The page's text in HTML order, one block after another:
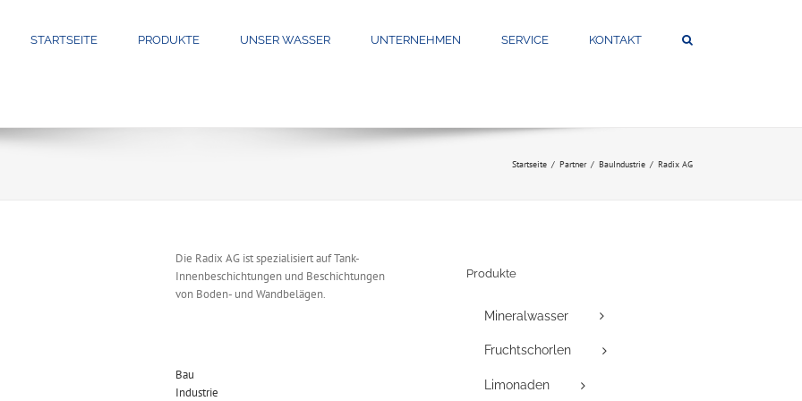
STARTSEITE PRODUKTE UNSER WASSER UNTERNEHMEN SERVICE KONTAKT
Startseite Partner BauIndustrie Radix AG
Die Radix AG ist spezialisiert auf Tank-
Innenbeschichtungen und Beschichtungen
von Boden- und Wandbelägen.
Bau
Industrie
Produkte
Mineralwasser
Fruchtschorlen
Limonaden